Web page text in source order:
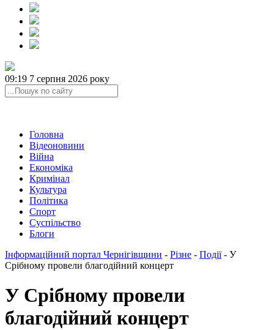
09:19 7 серпня 2026 року
Головна
Відеоновини
Війна
Економіка
Кримінал
Культура
Політика
Спорт
Суспільство
Блоги
Інформаційний портал Чернігівщини - Різне - Події- У
Срібному провели благодійний концерт
У Срібному провели
благодійний концерт